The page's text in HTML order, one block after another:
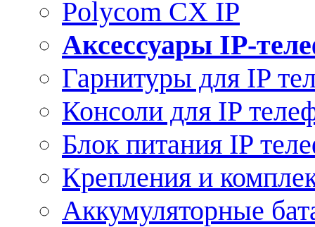
Polycom CX IP
Аксессуары IP-
Гарнитуры для IP
Консоли для IP
Блок питания IP
Крепления и
Аккумуляторные